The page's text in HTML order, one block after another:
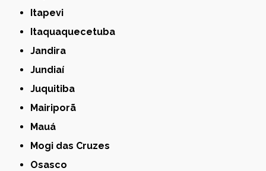
Itapevi
Itaquaquecetuba
Jandira
Jundiaí
Juquitiba
Mairiporã
Mauá
Mogi das Cruzes
Osasco